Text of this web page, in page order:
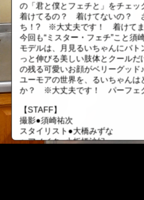
の「君と僕とフェチと」をチェッ
着けてるの？ 着けてないの？
ち！? ※大丈夫です！ 着けてま
今回も“ミスター・フェチ”こと須
モデルは、月見るいちゃんにバ
っと伸びる美しい肢体とクールだ
の残る可愛いお顔がベリーグッ
ユーモアの世界を、るいちゃんは
か？ ※大丈夫です！ パーフェ
【STAFF】
撮影●須崎祐次
スタイリスト●大橋みずな
ヘアメイク●小板橋沙紀